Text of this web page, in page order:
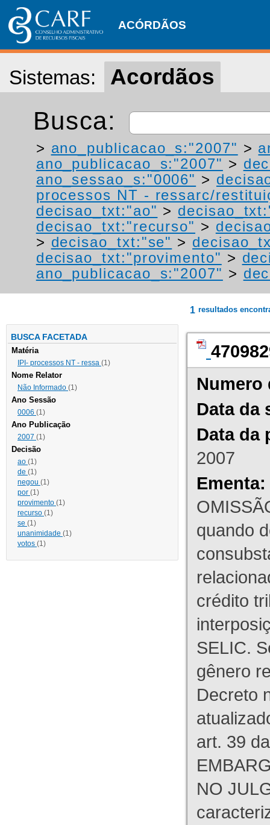
ACÓRDÃOS
Sistemas: Acordãos
Busca:
> ano_publicacao_s:"2007" >
ano_publicacao_s:"2007" >
ano_sessao_s:"0006" >
processos NT - ressarc/
decisao_txt:"ao" >
decisao_txt:"recurso" >
> decisao_txt:"se" >
decisao_txt:"provimento" >
ano_publicacao_s:"2007" >
BUSCA FACETADA
Matéria
IPI- processos NT - ressa (1)
Nome Relator
Não Informado (1)
Ano Sessão
0006 (1)
Ano Publicação
2007 (1)
Decisão
ao (1)
de (1)
negou (1)
por (1)
provimento (1)
recurso (1)
se (1)
unanimidade (1)
votos (1)
1 resultados
Numero
Data da
Data da
2007
Ementa:
quando
crédito
SELIC.
gênero
Decreto
art. 39
NO